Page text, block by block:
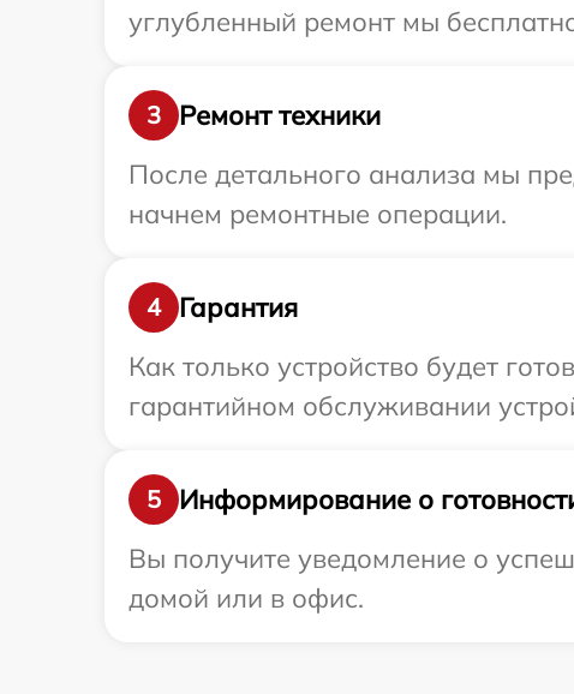
углубленный ремонт мы
3
Ремонт техники
После детального анализа мы
начнем ремонтные операции.
4
Гарантия
Как только устройство будет
гарантийном обслуживании
5
Информирование о
Вы получите уведомление о
домой или в офис.